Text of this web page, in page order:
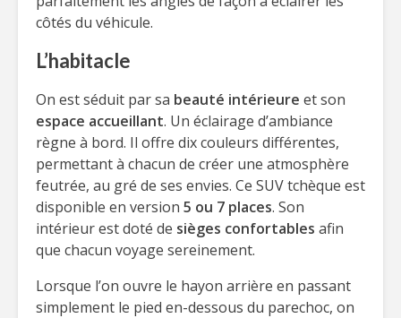
côtés du véhicule.
L’habitacle
On est séduit par sa beauté intérieure et son
espace accueillant. Un éclairage d’ambiance
règne à bord. Il offre dix couleurs différentes,
permettant à chacun de créer une atmosphère
feutrée, au gré de ses envies. Ce SUV tchèque est
disponible en version 5 ou 7 places. Son
intérieur est doté de sièges confortables afin
que chacun voyage sereinement.
Lorsque l’on ouvre le hayon arrière en passant
simplement le pied en-dessous du parechoc, on